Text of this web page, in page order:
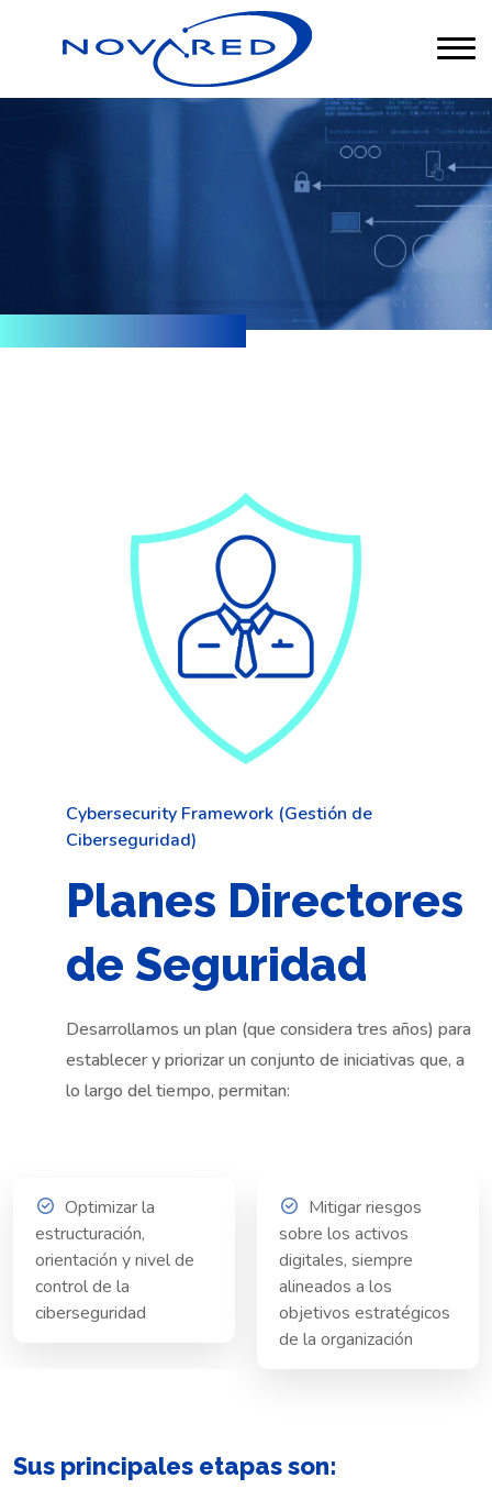
Cybersecurity Framework (Gestión de
Ciberseguridad)
Planes Directores
de Seguridad
Desarrollamos un plan (que considera tres años) para
establecer y priorizar un conjunto de iniciativas que, a
lo largo del tiempo, permitan:
Optimizar la
estructuración,
orientación y nivel de
control de la
ciberseguridad
Mitigar riesgos
sobre los activos
digitales, siempre
alineados a los
objetivos estratégicos
de la organización
Sus principales etapas son: